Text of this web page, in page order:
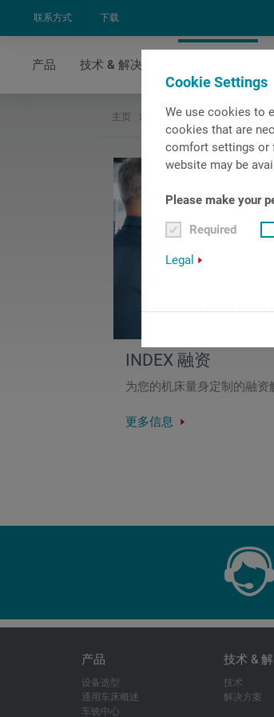
Cookie Settings
We use cookies to
cookies that are
comfort settings or
website may be
Please make your
Required
Legal
联系方式 下载
产品 技术 & 解决方案
主页 iXservices 融资解决方案
INDEX 融资
为您的机床量身定制的融资
更多信息
产品
设备选型
通用车床概述
车铣中心
技术 &
技术
解决方案